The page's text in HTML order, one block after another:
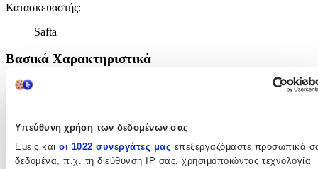
Υπεύθυνη χρήση των δεδομένων σας
Εμείς και οι 1022 συνεργάτες μας επεξεργαζόμαστε προσωπικά
δεδομένα, π.χ. τη διεύθυνση IP σας, χρησιμοποιώντας τεχνολογία
Κατασκευαστής:
Safta
Βασικά Χαρακτηριστικά
Χρώμα
Φύλο:
Αγόρι